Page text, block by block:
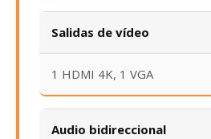
Salidas de vídeo
1 HDMI 4K, 1 VGA
Audio bidireccional